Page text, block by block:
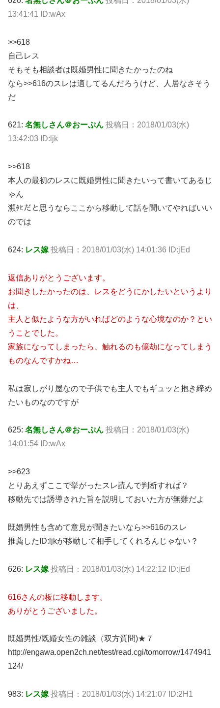
13:41:41 ID:wAx
>>618
自己レス
そもそも相談者は既婚男性に聞きたかったのね
なら>>616のスレは適してるんだろうけど、人居なさそう
だ
621: 名無しさん＠おーぷん 投稿日：2018/01/03(水)
13:42:03 ID:ljk
>>618
本人の最初のレスに既婚男性に聞きたいって書いてあるじ
ゃん
瀕ﾀﾋだと思うならここから移動して話を聞いてやればいい
のでは
624: レス嫁 投稿日：2018/01/03(水) 14:01:36 ID:jEd
返信ありがとうございます。
お聞きしたかったのは、レスをどうにかしたいというより
は、
主人と似たような方がいればどのような心境なのか？とい
うことでした。
家族になってしまったら、触れるのも億劫になってしまう
ものなんですかね…
私は寂しがり屋なので子供でも主人でもギュッと抱き締め
たいものなのですが
625: 名無しさん＠おーぷん 投稿日：2018/01/03(水)
14:01:54 ID:wAx
>>623
とりあえずここで挙がったスレ読んで判断すれば？
移動先では誘導された旨を説明しておいた方が無難だよ
既婚男性も含めて意見が聞きたいなら>>616のスレ
推薦したID:ljkが移動して相手してくれるんじゃない？
626: レス嫁 投稿日：2018/01/03(水) 14:22:12 ID:jEd
616さんの板に移動します。
ありがとうございました。
既婚男性/既婚女性の雑談（双方質問)★７
http://engawa.open2ch.net/test/read.cgi/tomorrow/1474941
124/
983: レス嫁 投稿日：2018/01/03(水) 14:21:07 ID:2H1